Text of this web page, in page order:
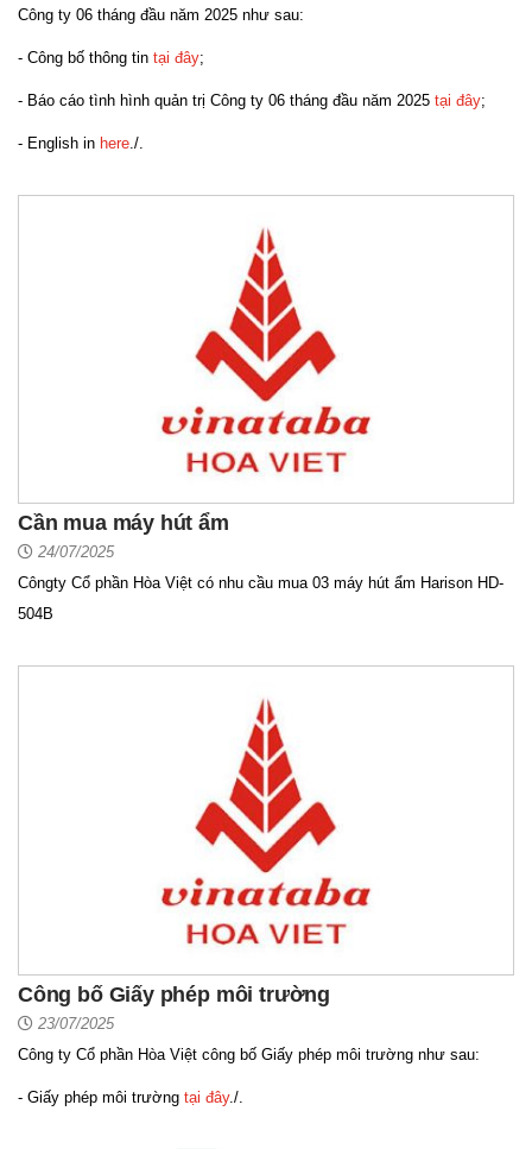
Công ty 06 tháng đầu năm 2025 như sau:
- Công bố thông tin tại đây;
- Báo cáo tình hình quản trị Công ty 06 tháng đầu năm 2025 tại đây;
- English in here ./.
Cần mua máy hút ẩm
24/07/2025
Côngty Cổ phần Hòa Việt có nhu cầu mua 03 máy hút ẩm Harison HD-
504B
Công bố Giấy phép môi trường
23/07/2025
Công ty Cổ phần Hòa Việt công bố Giấy phép môi trường như sau:
- Giấy phép môi trường tại đây./.